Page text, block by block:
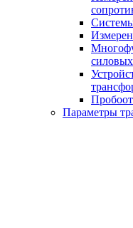
Параметры